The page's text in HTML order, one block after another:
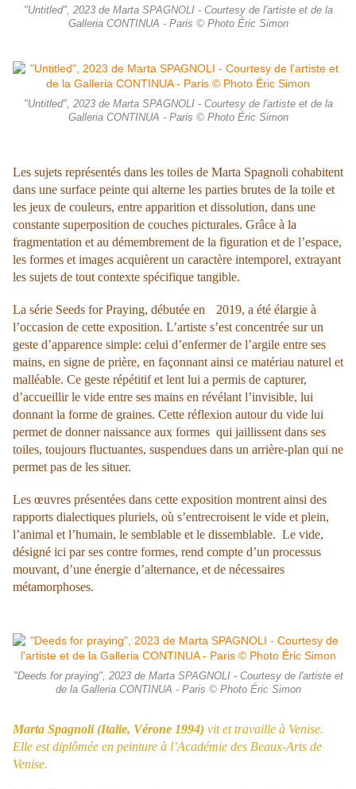
"Untitled", 2023 de Marta SPAGNOLI - Courtesy de l'artiste et de la
Galleria CONTINUA - Paris © Photo Éric Simon
"Untitled", 2023 de Marta SPAGNOLI - Courtesy de l'artiste et de la
Galleria CONTINUA - Paris © Photo Éric Simon
Les sujets représentés dans les toiles de Marta Spagnoli cohabitent
dans une surface peinte qui alterne les parties brutes de la toile et
les jeux de couleurs, entre apparition et dissolution, dans une
constante superposition de couches picturales. Grâce à la
fragmentation et au démembrement de la figuration et de l’espace,
les formes et images acquièrent un caractère intemporel, extrayant
les sujets de tout contexte spécifique tangible.
La série Seeds for Praying, débutée en 2019, a été élargie à
l’occasion de cette exposition. L’artiste s’est concentrée sur un
geste d’apparence simple: celui d’enfermer de l’argile entre ses
mains, en signe de prière, en façonnant ainsi ce matériau naturel et
malléable. Ce geste répétitif et lent lui a permis de capturer,
d’accueillir le vide entre ses mains en révélant l’invisible, lui
donnant la forme de graines. Cette réflexion autour du vide lui
permet de donner naissance aux formes qui jaillissent dans ses
toiles, toujours fluctuantes, suspendues dans un arrière-plan qui ne
permet pas de les situer.
Les œuvres présentées dans cette exposition montrent ainsi des
rapports dialectiques pluriels, où s’entrecroisent le vide et plein,
l’animal et l’humain, le semblable et le dissemblable. Le vide,
désigné ici par ses contre formes, rend compte d’un processus
mouvant, d’une énergie d’alternance, et de nécessaires
métamorphoses.
"Deeds for praying", 2023 de Marta SPAGNOLI - Courtesy de l'artiste et
de la Galleria CONTINUA - Paris © Photo Éric Simon
Marta Spagnoli (Italie, Vérone 1994) vit et travaille à Venise.
Elle est diplômée en peinture à l’Académie des Beaux-Arts de
Venise.